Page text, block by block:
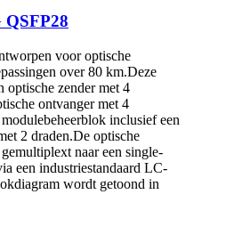
voor optische
over 80 km.Deze
optische zender met 4
ontvanger met 4
inclusief een
2 draden.De optische
naar een single-
een industriestandaard LC-
wordt getoond in